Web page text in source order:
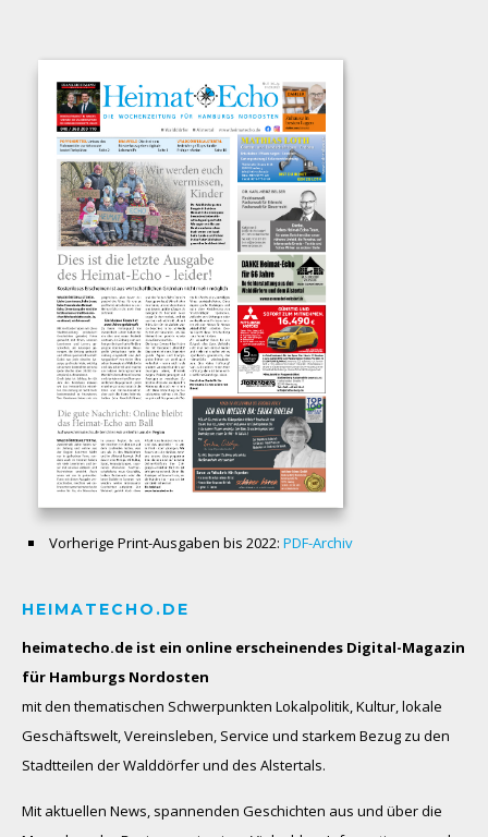
Vorherige Print-Ausgaben bis 2022: PDF-Archiv
HEIMATECHO.DE
heimatecho.de ist ein online erscheinendes Digital-Magazin
für Hamburgs Nordosten
mit den thematischen Schwerpunkten Lokalpolitik, Kultur, lokale
Geschäftswelt, Vereinsleben, Service und starkem Bezug zu den
Stadtteilen der Walddörfer und des Alstertals.
Mit aktuellen News, spannenden Geschichten aus und über die